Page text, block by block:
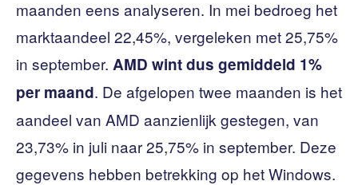
maanden eens analyseren. In mei bedroeg het
marktaandeel 22,45%, vergeleken met 25,75%
in september. AMD wint dus gemiddeld 1%
per maand. De afgelopen twee maanden is het
aandeel van AMD aanzienlijk gestegen, van
23,73% in juli naar 25,75% in september. Deze
gegevens hebben betrekking op het Windows.